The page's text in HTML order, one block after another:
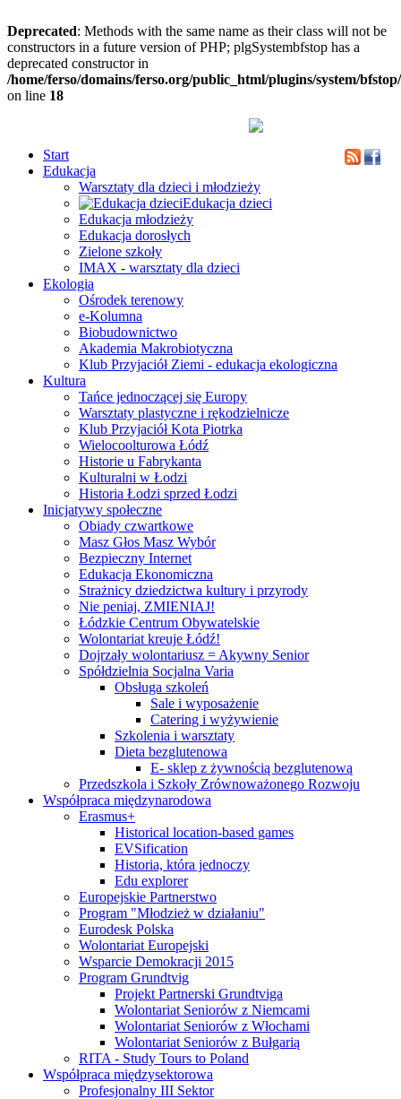
Deprecated: Methods with the same name as their class will not be
constructors in a future version of PHP; plgSystembfstop has a
deprecated constructor in
/home/ferso/domains/ferso.org/public_html/plugins/system/
on line 18
Start
Edukacja
Warsztaty dla dzieci i młodzieży
Edukacja dzieci
Edukacja młodzieży
Edukacja dorosłych
Zielone szkoły
IMAX - warsztaty dla dzieci
Ekologia
Ośrodek terenowy
e-Kolumna
Biobudownictwo
Akademia Makrobiotyczna
Klub Przyjaciół Ziemi - edukacja ekologiczna
Kultura
Tańce jednoczącej się Europy
Warsztaty plastyczne i rękodzielnicze
Klub Przyjaciół Kota Piotrka
Wielocoolturowa Łódź
Historie u Fabrykanta
Kulturalni w Łodzi
Historia Łodzi sprzed Łodzi
Inicjatywy społeczne
Obiady czwartkowe
Masz Głos Masz Wybór
Bezpieczny Internet
Edukacja Ekonomiczna
Strażnicy dziedzictwa kultury i przyrody
Nie peniaj, ZMIENIAJ!
Łódzkie Centrum Obywatelskie
Wolontariat kreuje Łódź!
Dojrzały wolontariusz = Akywny Senior
Spółdzielnia Socjalna Varia
Obsługa szkoleń
Sale i wyposażenie
Catering i wyżywienie
Szkolenia i warsztaty
Dieta bezglutenowa
E- sklep z żywnością bezglutenową
Przedszkola i Szkoły Zrównoważonego Rozwoju
Współpraca międzynarodowa
Erasmus+
Historical location-based games
EVSification
Historia, która jednoczy
Edu explorer
Europejskie Partnerstwo
Program "Młodzież w działaniu"
Eurodesk Polska
Wolontariat Europejski
Wsparcie Demokracji 2015
Program Grundtvig
Projekt Partnerski Grundtviga
Wolontariat Seniorów z Niemcami
Wolontariat Seniorów z Włochami
Wolontariat Seniorów z Bułgarią
RITA - Study Tours to Poland
Współpraca międzysektorowa
Profesjonalny III Sektor